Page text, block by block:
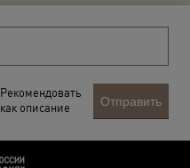
Рекомендовать
как описание
Отправить